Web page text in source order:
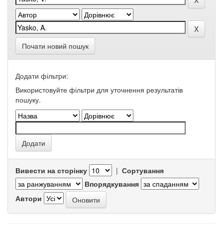
Почати новий пошук
Додати фільтри:
Використовуйте фільтри для уточнення результатів
пошуку.
Вивести на сторінку | Сортування
Впорядкування
Автори